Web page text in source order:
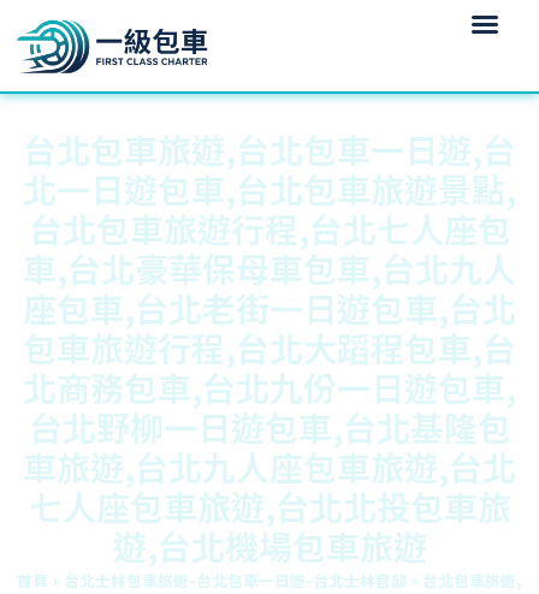
台北包車旅遊,台北包車一日遊,台
北一日遊包車,台北包車旅遊景點,
台北包車旅遊行程,台北七人座包
車,台北豪華保母車包車,台北九人
座包車,台北老街一日遊包車,台北
包車旅遊行程,台北大蹈程包車,台
北商務包車,台北九份一日遊包車,
台北野柳一日遊包車,台北基隆包
車旅遊,台北九人座包車旅遊,台北
七人座包車旅遊,台北北投包車旅
遊,台北機場包車旅遊
首頁 » 台北士林包車旅遊-台北包車一日遊-台北士林官邸 » 台北包車旅遊,